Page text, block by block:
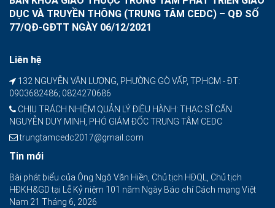
DỤC VÀ TRUYỀN THÔNG (TRUNG TÂM CEDC) – QĐ SỐ
77/QĐ-GĐTT NGÀY 06/12/2021
Liên hệ
132 NGUYỄN VĂN LƯỢNG, PHƯỜNG GÒ VẤP, TP.HCM - ĐT:
0903682486; 0824270686
CHỊU TRÁCH NHIỆM QUẢN LÝ ĐIỀU HÀNH: THẠC SĨ CẤN
NGUYỄN DUY MINH, PHÓ GIÁM ĐỐC TRUNG TÂM CEDC
trungtamcedc2017@gmail.com
Tin mới
Bài phát biểu của Ông Ngô Văn Hiền, Chủ tịch HĐQL, Chủ tịch
HĐKH&GD tại Lễ Kỷ niệm 101 năm Ngày Báo chí Cách mạng Việt
Nam 21 Tháng 6, 2026